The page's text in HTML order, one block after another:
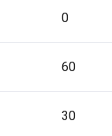
0
60
30